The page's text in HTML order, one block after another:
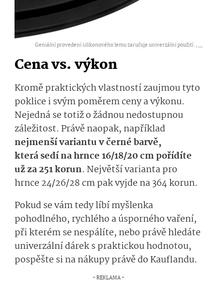
Geniální provedení silikonového lemu zaručuje univerzální použití. ,...
Cena vs. výkon
Kroměpraktických vlastnostízaujmou tyto
poklice i svým poměrem ceny a výkonu.
Nejedná se totiž o žádnou nedostupnou
záležitost. Právě naopak, například
nejmenší variantuv černé barvě,
kterásedína hrnce 16/18/20 cmpořídíte
už za 251 korun. Nej­většívariantapro
hrnce 24/26/28 cmpak vyjde na 364 korun.
Pokud se vámtedylíbí myšlenka
pohodlného, rychlého a úsporného vaření,
při kterém se nespálíte, nebo právě hledáte
univerzální dárek s praktickou hodnotou,
pospěšte si nanákupyprá­vědo Kauflandu.